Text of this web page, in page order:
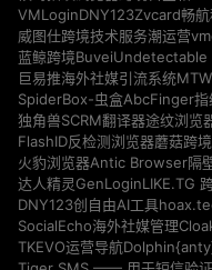
VMLoginDNY123Zvcard畅
威图仕跨境技术服务潮运营
蓝鲸跨境BuveiUndetectable
巨易推海外社媒引流系统
SpiderBox-虫盒AbcFinger指
独角兽SCRM翻译器途纹浏览
FlashID反检测浏览器蘑菇跨境
火豹浏览器Antic Browser隔
达人精灵GenLoginLIKE.TG
DNY123创自由AI工具
SocialEcho海外社媒管理
TKEVO运营导航